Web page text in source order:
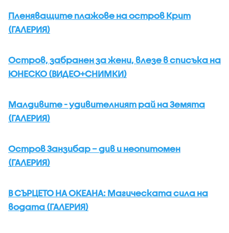
Пленяващите плажове на остров Крит
(ГАЛЕРИЯ)
Остров, забранен за жени, влезе в списъка на
ЮНЕСКО (ВИДЕО+СНИМКИ)
Малдивите - удивителният рай на Земята
(ГАЛЕРИЯ)
Остров Занзибар – див и неопитомен
(ГАЛЕРИЯ)
В СЪРЦЕТО НА ОКЕАНА: Магическата сила на
водата (ГАЛЕРИЯ)